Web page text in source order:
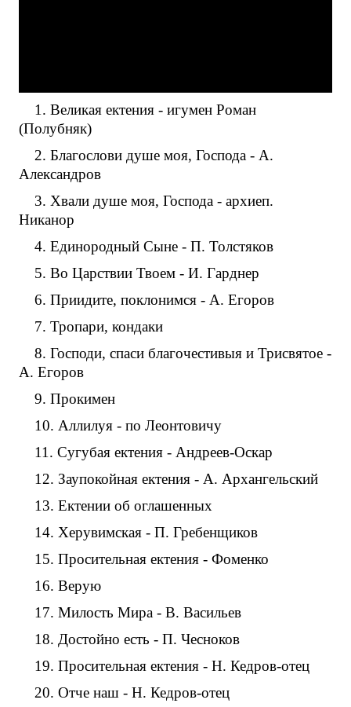
1. Великая ектения - игумен Роман
(Полубняк)
2. Благослови душе моя, Господа - А.
Александров
3. Хвали душе моя, Господа - архиеп.
Никанор
4. Единородный Сыне - П. Толстяков
5. Во Царствии Твоем - И. Гарднер
6. Приидите, поклонимся - А. Егоров
7. Тропари, кондаки
8. Господи, спаси благочестивыя и Трисвятое -
А. Егоров
9. Прокимен
10. Аллилуя - по Леонтовичу
11. Сугубая ектения - Андреев-Оскар
12. Заупокойная ектения - А. Архангельский
13. Ектении об оглашенных
14. Херувимская - П. Гребенщиков
15. Просительная ектения - Фоменко
16. Верую
17. Милость Мира - В. Васильев
18. Достойно есть - П. Чесноков
19. Просительная ектения - Н. Кедров-отец
20. Отче наш - Н. Кедров-отец